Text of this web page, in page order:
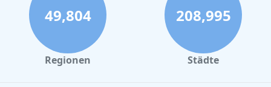
Hotels in Trier
Hotels in Wangerooge
Hotels in Magdeburg
49,804
Regionen
208,995
Städte